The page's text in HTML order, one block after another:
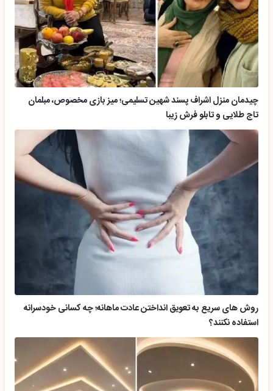
چیدمان منزل اشراف پسند شهین تسلیمی؛ میز بازی مخصوص، مبلمان
تاج طلایی و تابلو فرش زیبا
روش های سریع به تعویق انداختن عادت ماهانه؛ چه کسانی خودسرانه
استفاده نکنند؟